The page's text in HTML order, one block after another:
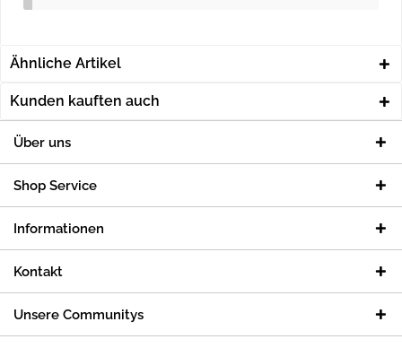
Ähnliche Artikel
Kunden kauften auch
Über uns
Shop Service
Informationen
Kontakt
Unsere Communitys